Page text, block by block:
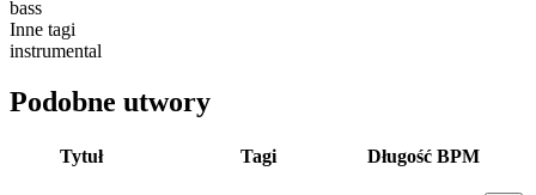
bass
Inne tagi
instrumental
Podobne utwory
Tytuł Tagi Długość BPM